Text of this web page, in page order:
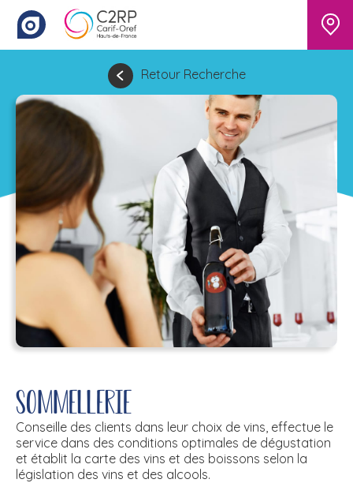
Retour Recherche
Sommellerie
Conseille des clients dans leur choix de vins, effectue le
service dans des conditions optimales de dégustation
et établit la carte des vins et des boissons selon la
législation des vins et des alcools.